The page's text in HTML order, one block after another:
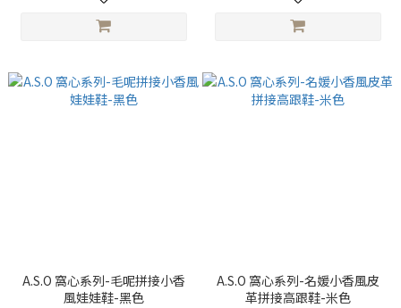
A.S.O 窩心系列-毛呢拼接小香
風娃娃鞋-黑色
A.S.O 窩心系列-名媛小香風皮
革拼接高跟鞋-米色